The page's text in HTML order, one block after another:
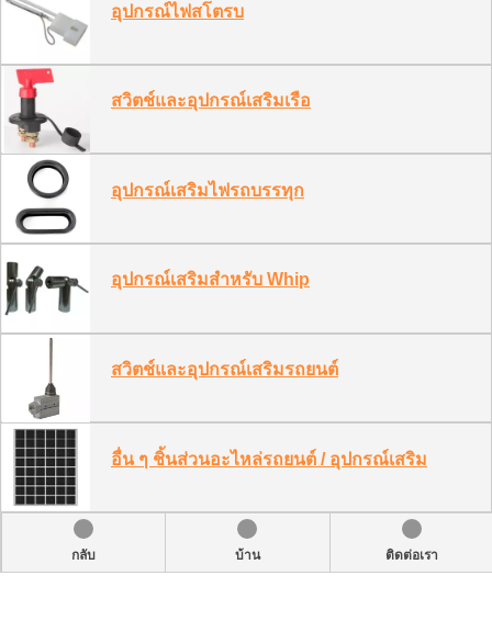
อุปกรณ์ไฟสโตรบ
สวิตช์และอุปกรณ์เสริมเรือ
อุปกรณ์เสริมไฟรถบรรทุก
อุปกรณ์เสริมสำหรับ Whip
สวิตช์และอุปกรณ์เสริมรถยนต์
อื่น ๆ ชิ้นส่วนอะไหล่รถยนต์ / อุปกรณ์เสริม
กลับ บ้าน ติดต่อเรา